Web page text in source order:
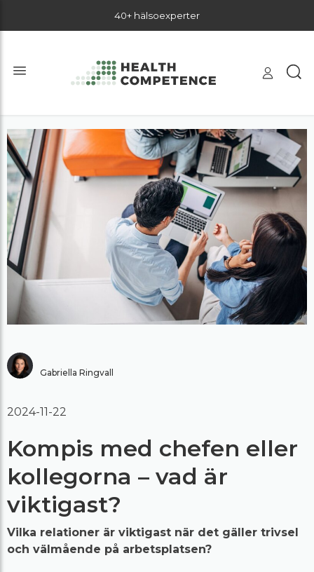
40+ hälsoexperter
Gabriella Ringvall
2024-11-22
Kompis med chefen eller
kollegorna – vad är
viktigast?
Vilka relationer är viktigast när det gäller trivsel
och välmående på arbetsplatsen?